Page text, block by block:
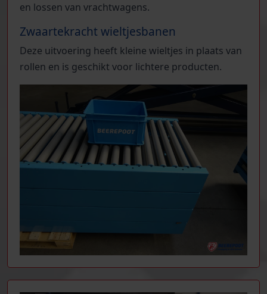
en lossen van vrachtwagens.
Zwaartekracht wieltjesbanen
Deze uitvoering heeft kleine wieltjes in plaats van
rollen en is geschikt voor lichtere producten.